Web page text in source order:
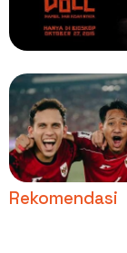
Rekomendasi